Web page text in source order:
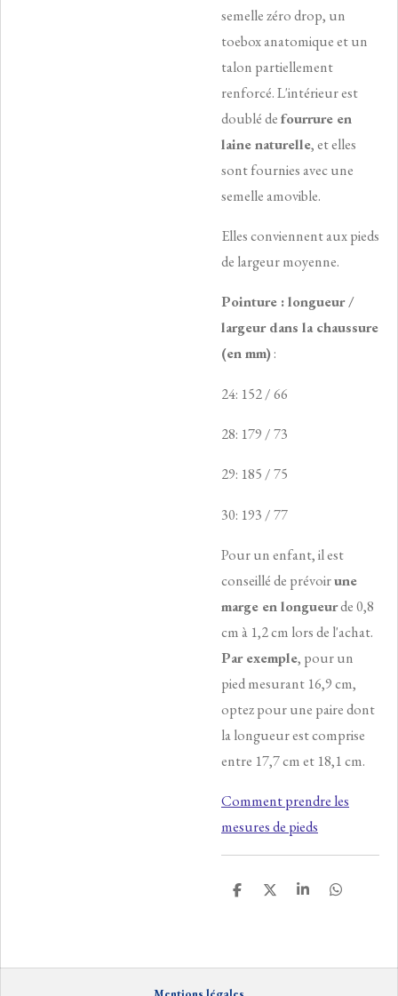
semelle zéro drop, un
toebox anatomique et un
talon partiellement
renforcé. L'intérieur est
doublé defourrure en
laine naturelle, et elles
sont fournies avec une
semelle amovible.
Elles conviennent aux pieds
de largeur moyenne.
Pointure : longueur /
largeur dans la chaussure
(en mm):
24: 152 / 66
28: 179 / 73
29: 185 / 75
30: 193 / 77
Pour un enfant, il est
conseillé de prévoirune
marge en longueurde 0,8
cm à 1,2 cm lors de l'achat.
Par exemple, pour un
pied mesurant 16,9 cm,
optez pour une paire dont
la longueur est comprise
entre 17,7 cm et 18,1 cm.
Comment prendre les
mesures de pieds
P
g
P
g
P
g
P
g